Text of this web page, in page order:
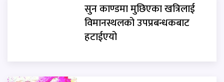
सुन काण्डमा मुछिएका खत्रिलाई
विमानस्थलको उपप्रबन्धकबाट
हटाईएयो